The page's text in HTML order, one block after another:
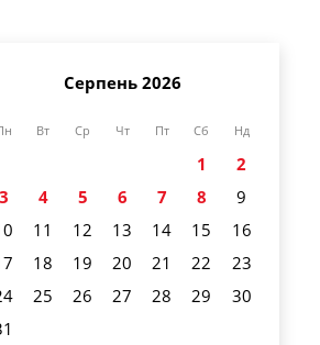
Серпень 2026
Вт Ср Чт Пт Сб Нд
1
2
3
4 5 6 7 8
9
11 12 13 14 15
16
18 19 20 21 22
23
25 26 27 28 29
30